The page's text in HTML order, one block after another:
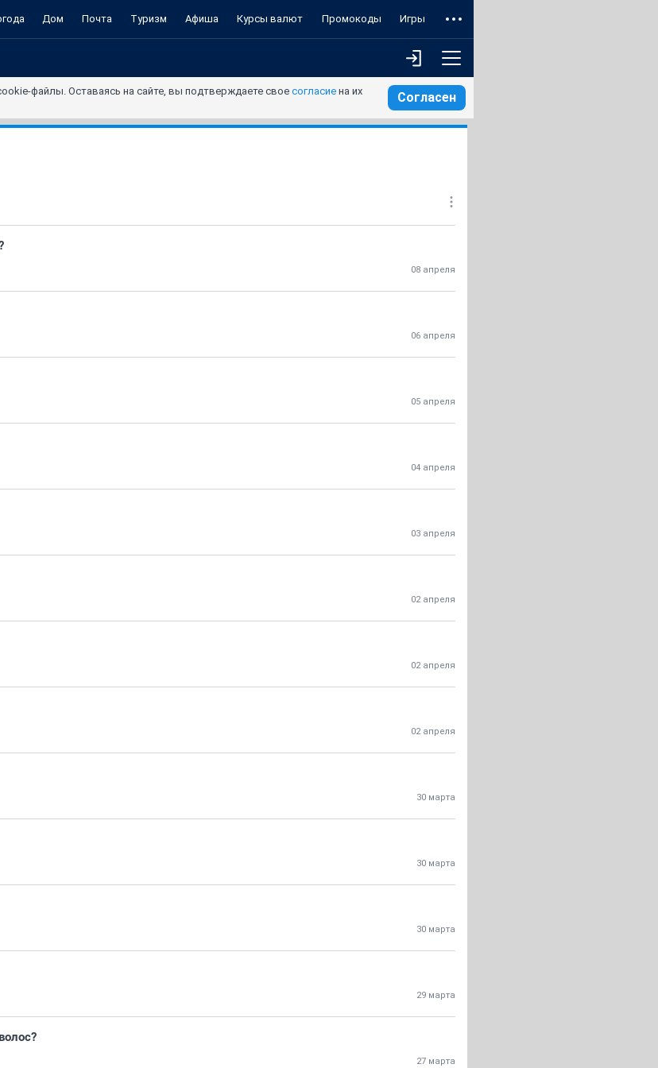
Дом Почта Туризм Афиша Курсы валют Промокоды Игры
файлы. Оставаясь на сайте, вы подтверждаете свое согласие на их
Согласен
08 апреля
06 апреля
05 апреля
04 апреля
03 апреля
02 апреля
02 апреля
02 апреля
30 марта
30 марта
30 марта
29 марта
27 марта